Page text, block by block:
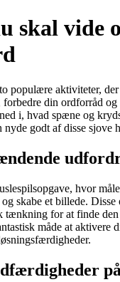
skal vide
populære aktiviteter,
din ordforråd og
i, hvad spæne og
godt af disse sjove
hvor
skabe et billede.
tænkning for at finde
måde at aktivere